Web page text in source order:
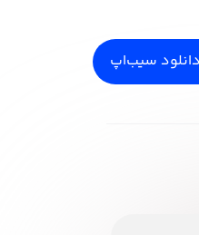
دانلود سیب‌اپ